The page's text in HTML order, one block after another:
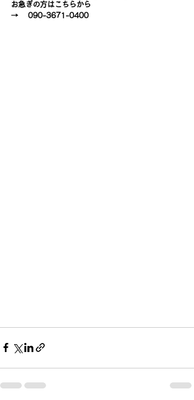
お急ぎの方はこちらから
→    090-3671-0400